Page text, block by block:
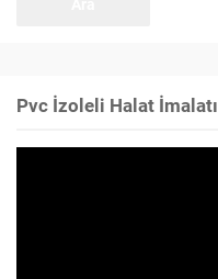
Pvc İzoleli Halat İmalatı